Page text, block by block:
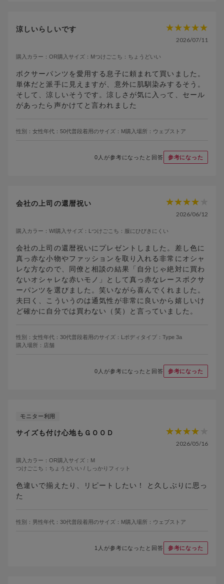
涼しいらしいです
2026/07/11
購入カラー： OR購入サイズ： Mつけごこち： ちょうどいい
ボクサーパンツを愛用する息子に頼まれて買いました。
単体だと派手に見えますが、意外に肌馴染みするそう。
そして、涼しいそうです。涼しさが気に入って、セール
があったら声かけてと言われました
性別： 女性年代： 50代普段着用のサイズ： M購入場所： ウェブストア
0 人が参考になったと回答 参考になった
会社の上司の還暦祝い
2026/06/12
購入カラー： WI購入サイズ： L つけごこち： 服にひびきにくい
会社の上司の還暦祝いにプレゼントしました。差し色に
真っ赤な小物やファッションを取り入れる非常にオシャ
レな方なので、同僚と相談の結果「自分じゃ絶対に買わ
ないオシャレな赤いモノ」として真っ赤なレースボクサ
ーパンツを選びました。笑いながら喜んでくれました。
夫曰く、こういうのは通気性が非常に良いから嬉しいけ
ど確かに自分では買わない（笑）と言っていました。
性別： 女性年代： 30代普段着用のサイズ： L ボディタイプ： Type 3a
購入場所： 店舗
0 人が参考になったと回答 参考になった
モニター利用
サイズも付け心地もＧＯＯＤ
2026/05/16
購入カラー： OR購入サイズ： M
つけごこち： ちょうどいい / しっかりフィット
色違いで揃えたり、リピートしたい！ と久しぶりに思っ
た
性別： 男性年代： 30代普段着用のサイズ： M購入場所： ウェブストア
1 人が参考になったと回答 参考になった